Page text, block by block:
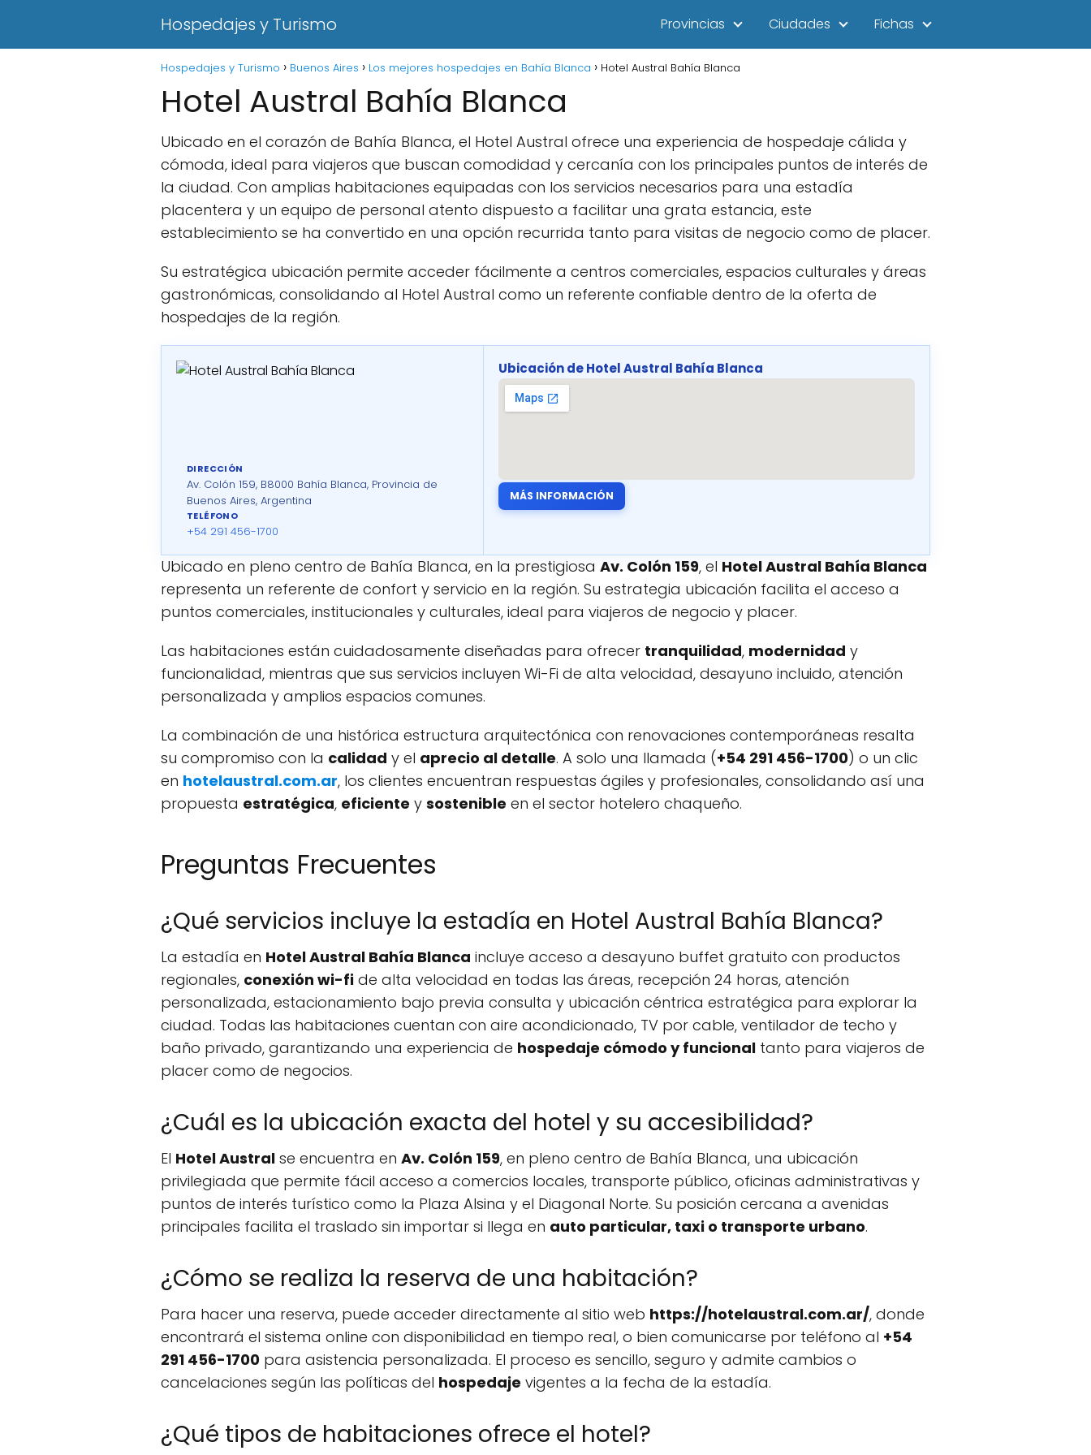
Hospedajes y Turismo Provincias Ciudades Fichas
Hospedajes y Turismo Buenos Aires Los mejores hospedajes en Bahía Blanca Hotel Austral Bahía Blanca
Hotel Austral Bahía Blanca
Ubicado en el corazón de Bahía Blanca, el Hotel Austral ofrece una experiencia de hospedaje cálida y
cómoda, ideal para viajeros que buscan comodidad y cercanía con los principales puntos de interés de
la ciudad. Con amplias habitaciones equipadas con los servicios necesarios para una estadía
placentera y un equipo de personal atento dispuesto a facilitar una grata estancia, este
establecimiento se ha convertido en una opción recurrida tanto para visitas de negocio como de placer.
Su estratégica ubicación permite acceder fácilmente a centros comerciales, espacios culturales y áreas
gastronómicas, consolidando al Hotel Austral como un referente confiable dentro de la oferta de
hospedajes de la región.
DIRECCIÓN
Av. Colón 159, B8000 Bahía Blanca, Provincia de
Buenos Aires, Argentina
TELÉFONO
+54 291 456-1700
Ubicación de Hotel Austral Bahía Blanca
MÁS INFORMACIÓN
Ubicado en pleno centro de Bahía Blanca, en la prestigiosa Av. Colón 159, el Hotel Austral Bahía Blanca
representa un referente de confort y servicio en la región. Su estrategia ubicación facilita el acceso a
puntos comerciales, institucionales y culturales, ideal para viajeros de negocio y placer.
Las habitaciones están cuidadosamente diseñadas para ofrecer tranquilidad, modernidad y
funcionalidad, mientras que sus servicios incluyen Wi-Fi de alta velocidad, desayuno incluido, atención
personalizada y amplios espacios comunes.
La combinación de una histórica estructura arquitectónica con renovaciones contemporáneas resalta
su compromiso con la calidad y el aprecio al detalle. A solo una llamada (+54 291 456-1700) o un clic
en hotelaustral.com.ar, los clientes encuentran respuestas ágiles y profesionales, consolidando así una
propuesta estratégica, eficiente y sostenible en el sector hotelero chaqueño.
Preguntas Frecuentes
¿Qué servicios incluye la estadía en Hotel Austral Bahía Blanca?
La estadía en Hotel Austral Bahía Blanca incluye acceso a desayuno buffet gratuito con productos
regionales, conexión wi-fi de alta velocidad en todas las áreas, recepción 24 horas, atención
personalizada, estacionamiento bajo previa consulta y ubicación céntrica estratégica para explorar la
ciudad. Todas las habitaciones cuentan con aire acondicionado, TV por cable, ventilador de techo y
baño privado, garantizando una experiencia de hospedaje cómodo y funcional tanto para viajeros de
placer como de negocios.
¿Cuál es la ubicación exacta del hotel y su accesibilidad?
El Hotel Austral se encuentra en Av. Colón 159, en pleno centro de Bahía Blanca, una ubicación
privilegiada que permite fácil acceso a comercios locales, transporte público, oficinas administrativas y
puntos de interés turístico como la Plaza Alsina y el Diagonal Norte. Su posición cercana a avenidas
principales facilita el traslado sin importar si llega en auto particular, taxi o transporte urbano.
¿Cómo se realiza la reserva de una habitación?
Para hacer una reserva, puede acceder directamente al sitio web https://hotelaustral.com.ar/, donde
encontrará el sistema online con disponibilidad en tiempo real, o bien comunicarse por teléfono al +54
291 456-1700 para asistencia personalizada. El proceso es sencillo, seguro y admite cambios o
cancelaciones según las políticas del hospedaje vigentes a la fecha de la estadía.
¿Qué tipos de habitaciones ofrece el hotel?